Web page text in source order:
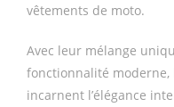
vêtements de moto.
Avec leur mélange
fonctionnalité moderne,
incarnent l’élégance